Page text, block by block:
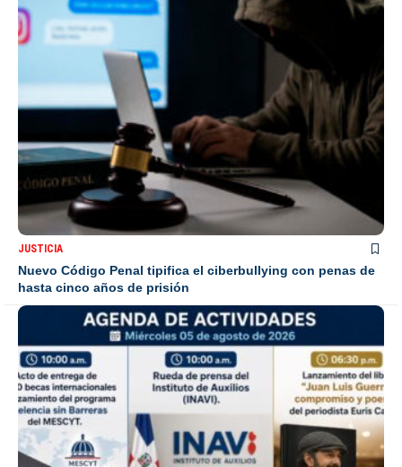
JUSTICIA
Nuevo Código Penal tipifica el ciberbullying con penas de
hasta cinco años de prisión